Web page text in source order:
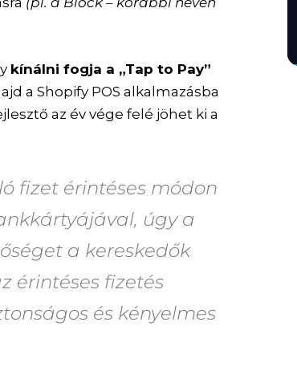
kínálni fogja a „Tap to Pay”
a Shopify POS alkalmazásba
az év vége felé jöhet ki a
fizet érintéses módon
úgy a
a kereskedők
érintéses fizetés
és kényelmes